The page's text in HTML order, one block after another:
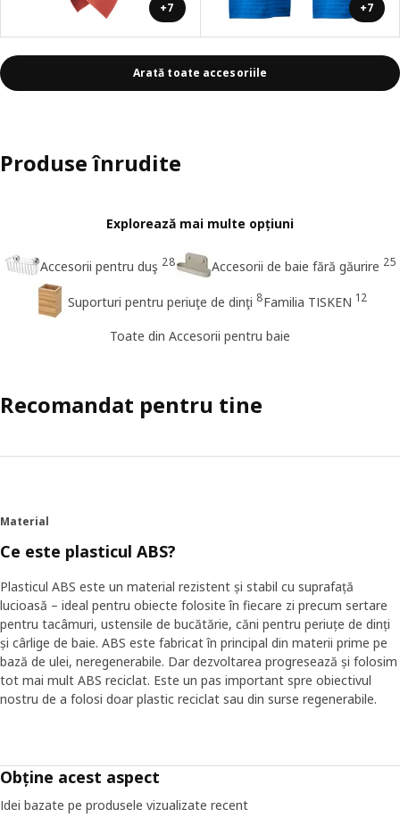
+7 +7
Arată toate accesoriile
Produse înrudite
Explorează mai multe opțiuni
Accesorii pentru duş 28 Accesorii de baie fără găurire 25
Suporturi pentru periuţe de dinţi 8Familia TISKEN 12
Toate din Accesorii pentru baie
Recomandat pentru tine
Material
Ce este plasticul ABS?
Plasticul ABS este un material rezistent și stabil cu suprafață
lucioasă – ideal pentru obiecte folosite în fiecare zi precum sertare
pentru tacâmuri, ustensile de bucătărie, căni pentru periuțe de dinți
și cârlige de baie. ABS este fabricat în principal din materii prime pe
bază de ulei, neregenerabile. Dar dezvoltarea progresează și folosim
tot mai mult ABS reciclat. Este un pas important spre obiectivul
nostru de a folosi doar plastic reciclat sau din surse regenerabile.
Obține acest aspect
Idei bazate pe produsele vizualizate recent